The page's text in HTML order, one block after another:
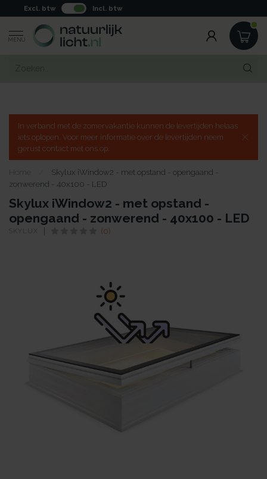
Excl. btw Incl. btw
MENU
In verband met de zomervakantie kunnen de levertijden helaas
iets oplopen. Voor meer informatie over de levertijden neem
gerust contact met ons op.
Home
Skylux iWindow2 - met opstand - opengaand -
zonwerend - 40x100 - LED
Skylux iWindow2 - met opstand -
opengaand - zonwerend - 40x100 - LED
SKYLUX (0)